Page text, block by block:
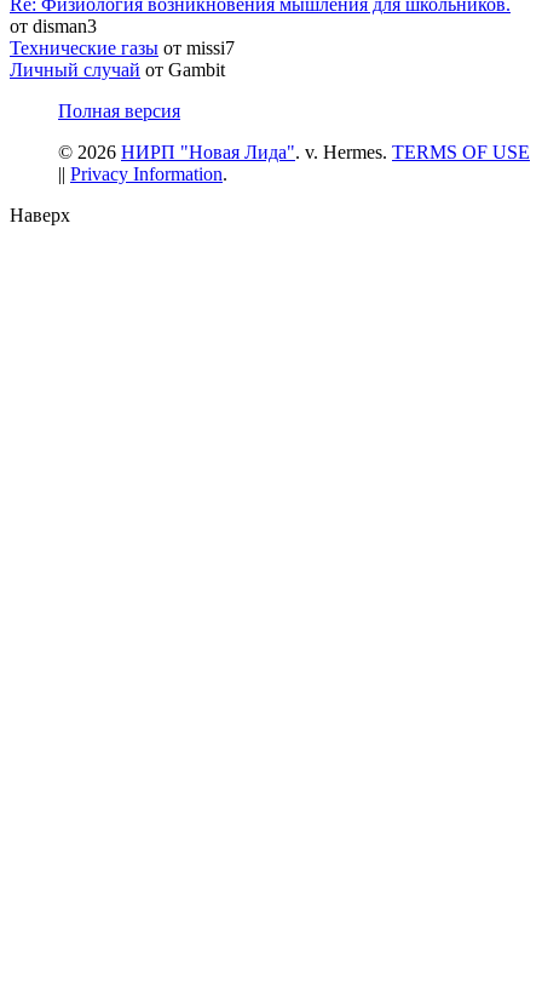
от disman3
Технические газы от missi7
Личный случай от Gambit
Полная версия
© 2026 НИРП "Новая Лида". v. Hermes. TERMS OF USE
|| Privacy Information.
Наверх